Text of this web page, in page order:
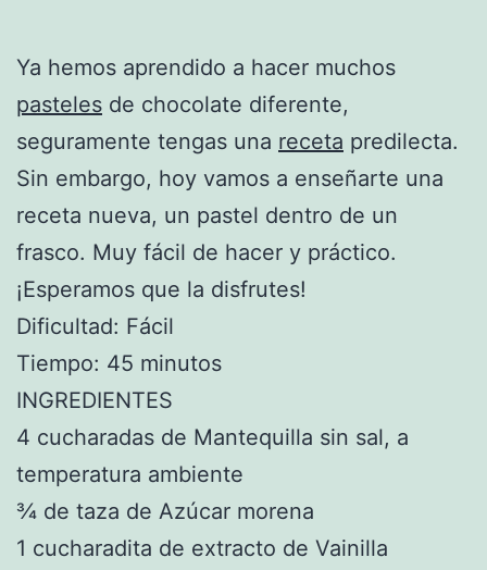
Ya hemos aprendido a hacer muchos
pasteles de chocolate diferente,
seguramente tengas una receta predilecta.
Sin embargo, hoy vamos a enseñarte una
receta nueva, un pastel dentro de un
frasco. Muy fácil de hacer y práctico.
¡Esperamos que la disfrutes!
Dificultad: Fácil
Tiempo: 45 minutos
INGREDIENTES
4 cucharadas de Mantequilla sin sal, a
temperatura ambiente
¾ de taza de Azúcar morena
1 cucharadita de extracto de Vainilla